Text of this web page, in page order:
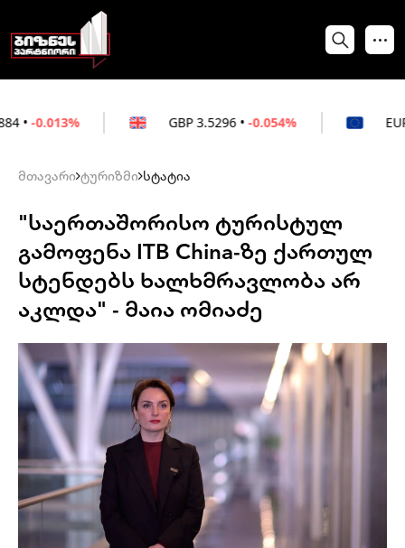
3.5296 -0.054% 3.0264
მთავარი ტურიზმი სტატია
"საერთაშორისო ტურისტულ
გამოფენა ITB China-ზე ქართულ
სტენდებს ხალხმრავლობა არ
აკლდა" - მაია ომიაძე